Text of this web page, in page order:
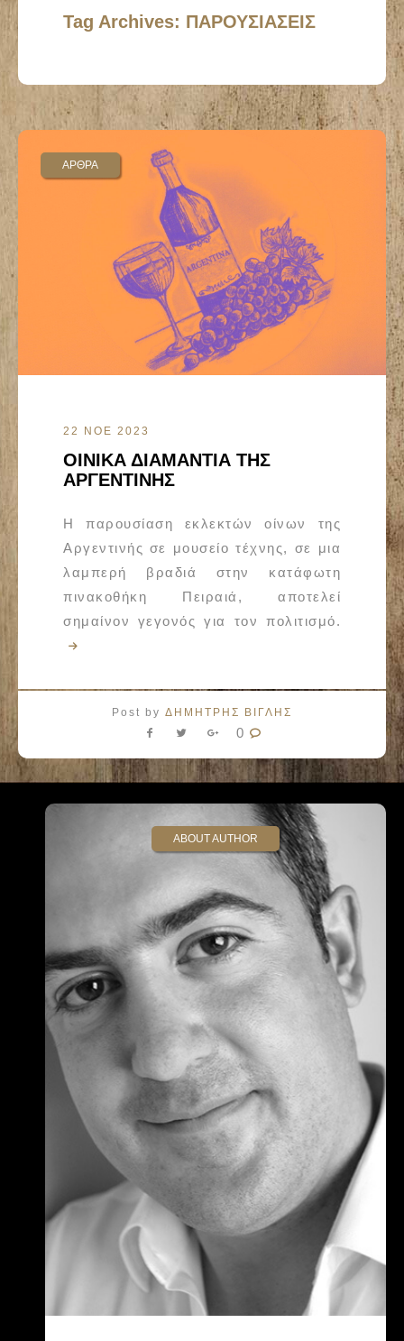
Tag Archives: ΠΑΡΟΥΣΙΑΣΕΙΣ
ΑΡΘΡΑ
22 ΝΟΕ 2023
ΟΙΝΙΚΑ ΔΙΑΜΑΝΤΙΑ ΤΗΣ
ΑΡΓΕΝΤΙΝΗΣ
Η παρουσίαση εκλεκτών οίνων της
Αργεντινής σε μουσείο τέχνης, σε μια
λαμπερή βραδιά στην κατάφωτη
πινακοθήκη Πειραιά, αποτελεί
σημαίνον γεγονός για τον πολιτισμό.
Post by ΔΗΜΗΤΡΗΣ ΒΙΓΛΗΣ
0
ABOUT AUTHOR